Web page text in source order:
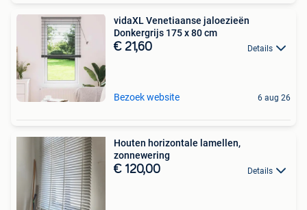
vidaXL Venetiaanse jaloezieën
Donkergrijs 175 x 80 cm
€ 21,60 Details
Bezoek website 6 aug 26
Houten horizontale lamellen,
zonnewering
€ 120,00 Details